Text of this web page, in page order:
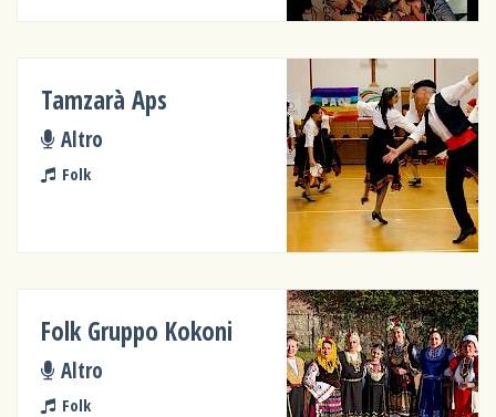
Tamzarà Aps
Altro
Folk
Folk Gruppo Kokoni
Altro
Folk